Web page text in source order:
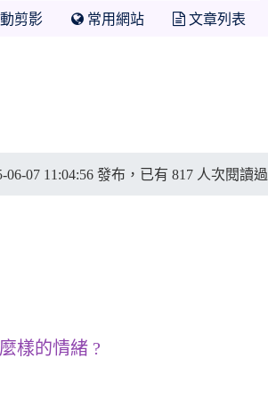
剪影 常用網站 文章列表
06-07 11:04:56 發布，已有 817 人次閱讀過
樣的情緒 ?